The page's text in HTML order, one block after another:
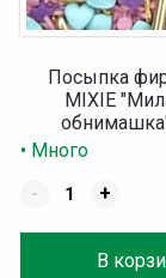
Посыпка
MIXIE
• Много
-
+
В